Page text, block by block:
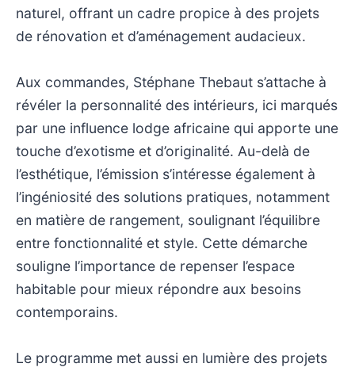
naturel, offrant un cadre propice à des projets
de rénovation et d’aménagement audacieux.
Aux commandes, Stéphane Thebaut s’attache à
révéler la personnalité des intérieurs, ici marqués
par une influence lodge africaine qui apporte une
touche d’exotisme et d’originalité. Au-delà de
l’esthétique, l’émission s’intéresse également à
l’ingéniosité des solutions pratiques, notamment
en matière de rangement, soulignant l’équilibre
entre fonctionnalité et style. Cette démarche
souligne l’importance de repenser l’espace
habitable pour mieux répondre aux besoins
contemporains.
Le programme met aussi en lumière des projets